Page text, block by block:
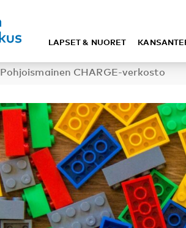
LAPSET & NUORET
Pohjoismainen CHARGE-verkosto